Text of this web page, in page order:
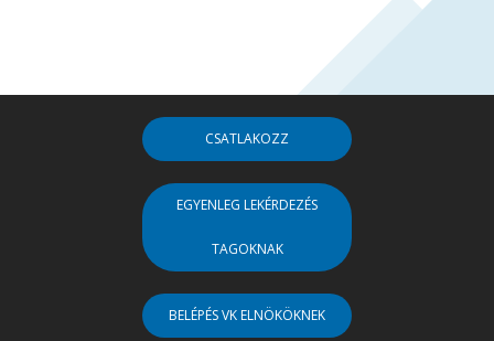
CSATLAKOZZ
EGYENLEG LEKÉRDEZÉS
TAGOKNAK
BELÉPÉS VK ELNÖKÖKNEK